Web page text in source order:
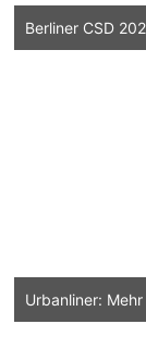
Berliner CSD
Urbanliner: